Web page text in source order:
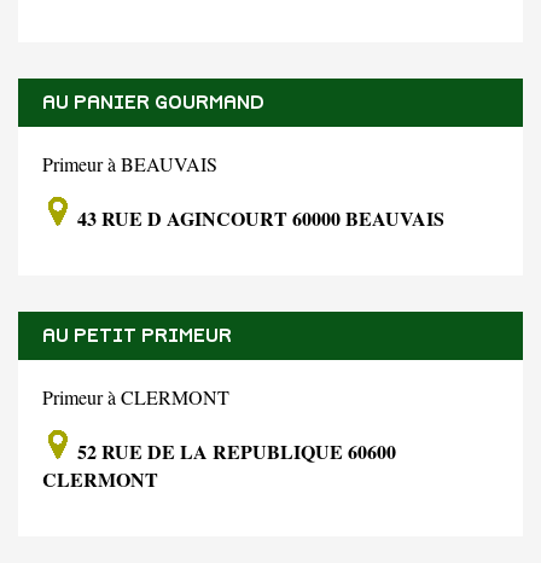
AU PANIER GOURMAND
Primeur à BEAUVAIS
43 RUE D AGINCOURT 60000 BEAUVAIS
AU PETIT PRIMEUR
Primeur à CLERMONT
52 RUE DE LA REPUBLIQUE 60600
CLERMONT